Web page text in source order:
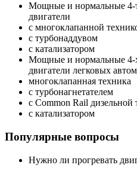
Мощные и нормальные 4-
двигатели
с многоклапанной
с турбонаддувом
с катализатором
Мощные и нормальные 4-
двигатели легковых
многоклапанная техника
с турбонагнетателем
с Common Rail дизельной
с катализатором
Популярные вопросы
Нужно ли прогревать